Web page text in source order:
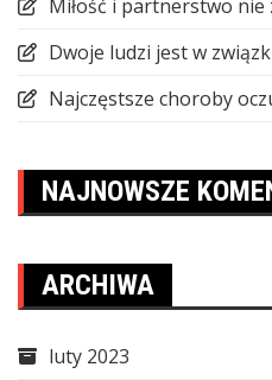
Miłość i partnerstwo nie
Dwoje ludzi jest w
Najczęstsze choroby
NAJNOWSZE
ARCHIWA
luty 2023